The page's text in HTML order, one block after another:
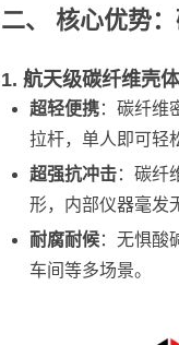
二、 核心优势
1. 航天级碳纤维壳
超轻便携：碳纤维
拉杆，单人即可轻
超强抗冲击：碳纤
形，内部仪器毫发
耐腐耐候：无惧酸
车间等多场景。